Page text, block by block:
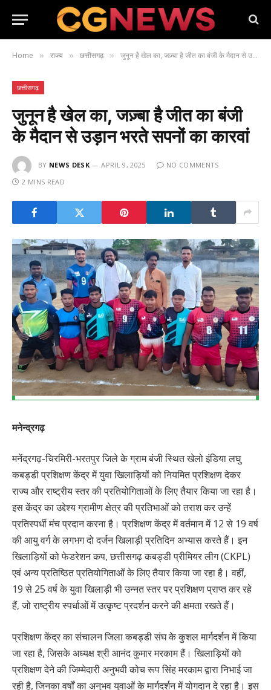
Home » राज्य » छत्तीसगढ़ » जुनून है खेल का, जज़्बा है जीत का बंजी के मैदान से उड़ान भरते सपनों का कारवां
छत्तीसगढ़
जुनून है खेल का, जज़्बा है जीत का बंजी
के मैदान से उड़ान भरते सपनों का कारवां
BY NEWS DESK APRIL 9, 2025
NO COMMENTS
2 MINS READ
मनेन्द्रगढ़
मनेंद्रगढ़-चिरमिरी-भरतपुर जिले के ग्राम बंजी स्थित खेलो इंडिया लघु
कबड्डी प्रशिक्षण केंद्र में युवा खिलाड़ियों को नियमित प्रशिक्षण देकर
राज्य और राष्ट्रीय स्तर की प्रतियोगिताओं के लिए तैयार किया जा रहा है।
इस केंद्र का उद्देश्य ग्रामीण क्षेत्र की प्रतिभाओं को तराश कर उन्हें
प्रतिस्पर्धी मंच प्रदान करना है। प्रशिक्षण केंद्र में वर्तमान में 12 से 19 वर्ष
की आयु वर्ग के लगभग दो दर्जन खिलाड़ी प्रतिदिन अभ्यास करते हैं। इन
खिलाड़ियों को फेडरेशन कप, छत्तीसगढ़ कबड्डी प्रीमियर लीग (CKPL)
एवं अन्य प्रतिष्ठित प्रतियोगिताओं के लिए तैयार किया जा रहा है। वहीं,
19 से 25 वर्ष के युवा खिलाड़ी भी उन्नत स्तर पर प्रशिक्षण प्राप्त कर रहे
हैं, जो राष्ट्रीय स्पर्धाओं में उत्कृष्ट प्रदर्शन करने की क्षमता रखते हैं।
प्रशिक्षण केंद्र का संचालन जिला कबड्डी संघ के कुशल मार्गदर्शन में किया
जा रहा है, जिसके अध्यक्ष श्री आनंद कुमार मरकाम हैं। खिलाड़ियों को
प्रशिक्षण देने की जिम्मेदारी अनुभवी कोच रूप सिंह मरकाम द्वारा निभाई जा
रही है, जिनका वर्षों का अनुभव युवाओं के मार्गदर्शन में योगदान दे रहा है। इस